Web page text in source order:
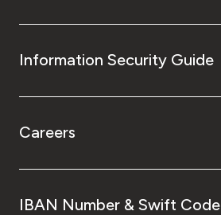
Information Security Guide
Careers
IBAN Number & Swift Code